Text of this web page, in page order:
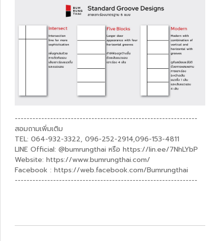
--------------------------------------------------------------
สอมถามเพิ่มเติม
TEL: 064-932-3322, 096-252-2914,096-153-4811
LINE Official: @bumrungthai หรือ https://lin.ee/7NhLYbP
Website: https://www.bumrungthai.com/
Facebook : https://web.facebook.com/Bumrungthai
--------------------------------------------------------------